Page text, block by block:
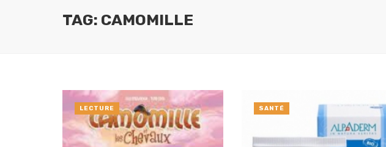
TAG: CAMOMILLE
LECTURE SANTÉ